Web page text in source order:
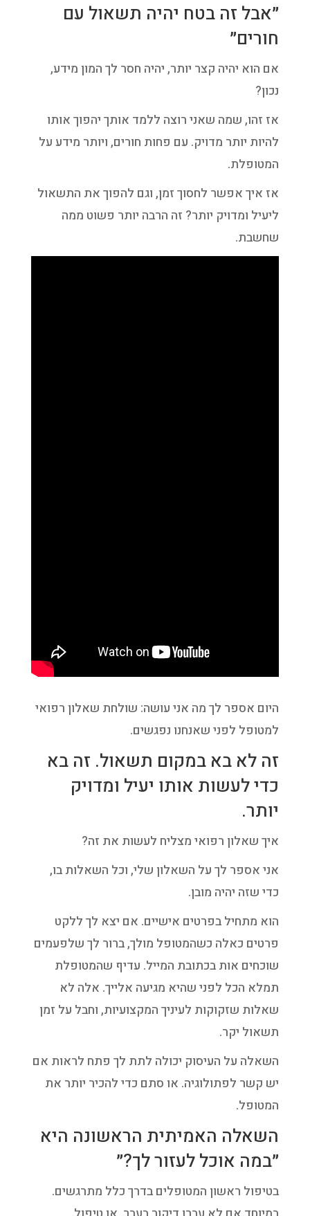
״אבל זה בטח יהיה תשאול עם
חורים״
אם הוא יהיה קצר יותר, יהיה חסר לך המון מידע,
נכון?
אז זהו, שמה שאני רוצה ללמד אותך יהפוך אותו
להיות יותר מדויק. עם פחות חורים, ויותר מידע על
המטופלת.
אז איך אפשר לחסוך זמן, וגם להפוך את התשאול
ליעיל ומדויק יותר? זה הרבה יותר פשוט ממה
שחשבת.
היום אספר לך מה אני עושה: שולחת שאלון רפואי
למטופל לפני שאנחנו נפגשים.
זה לא בא במקום תשאול. זה בא
כדי לעשות אותו יעיל ומדויק
יותר.
איך שאלון רפואי מצליח לעשות את זה?
אני אספר לך על השאלון שלי, וכל השאלות בו,
כדי שזה יהיה מובן.
הוא מתחיל בפרטים אישיים. אם יצא לך ללקט
פרטים כאלה כשהמטופל מולך, ברור לך שלפעמים
שוכחים אות בכתובת המייל. עדיף שהמטופלת
תמלא הכל לפני שהיא מגיעה אלייך. אלה לא
שאלות שזקוקות לעיניך המקצועיות, וחבל על זמן
תשאול יקר.
השאלה על העיסוק יכולה לתת לך פתח לראות אם
יש קשר לפתולוגיה. או סתם כדי להכיר יותר את
המטופל.
השאלה האמיתית הראשונה היא
״במה אוכל לעזור לך?״
בטיפול ראשון המטופלים בדרך כלל מתרגשים.